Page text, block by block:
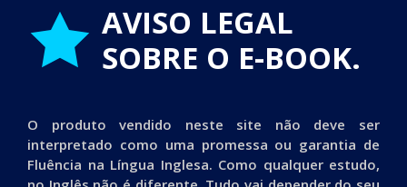
AVISO LEGAL
SOBRE O E-BOOK.
O produto vendido neste site não deve ser
interpretado como uma promessa ou garantia de
Fluência na Língua Inglesa. Como qualquer estudo,